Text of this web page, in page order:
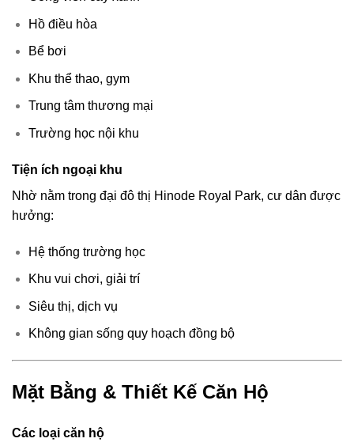
Hồ điều hòa
Bể bơi
Khu thể thao, gym
Trung tâm thương mại
Trường học nội khu
Tiện ích ngoại khu
Nhờ nằm trong đại đô thị Hinode Royal Park, cư dân được
hưởng:
Hệ thống trường học
Khu vui chơi, giải trí
Siêu thị, dịch vụ
Không gian sống quy hoạch đồng bộ
Mặt Bằng & Thiết Kế Căn Hộ
Các loại căn hộ